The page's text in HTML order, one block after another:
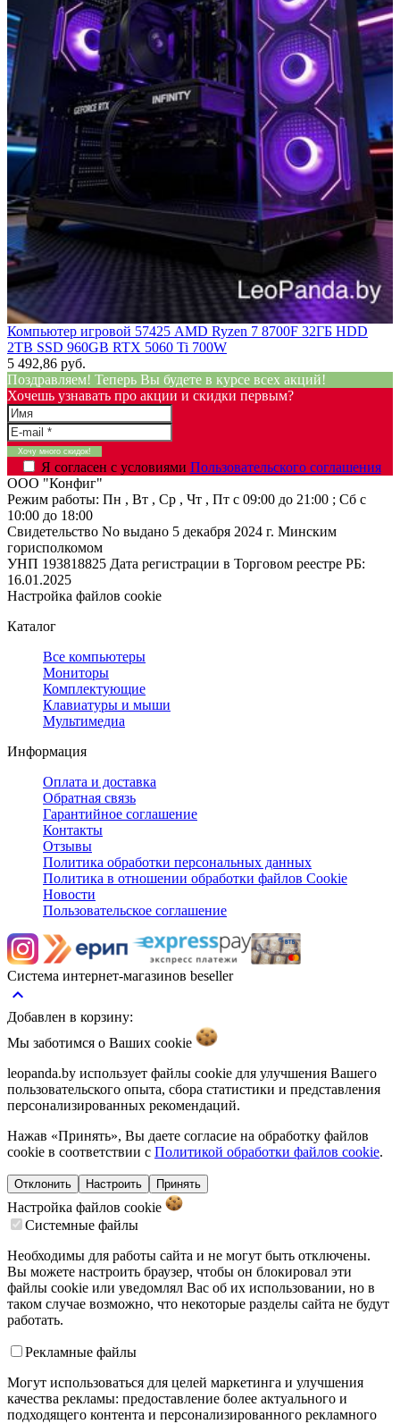
Компьютер игровой 57425 AMD Ryzen 7 8700F 32ГБ HDD
2TB SSD 960GB RTX 5060 Ti 700W
5 492,86 руб.
Поздравляем! Теперь Вы будете в курсе всех акций!
Хочешь узнавать про акции и скидки первым?
Я согласен с условиями Пользовательского соглашения
ООО "Конфиг"
Режим работы: Пн , Вт , Ср , Чт , Пт c 09:00 до 21:00 ; Сб c
10:00 до 18:00
Свидетельство No выдано 5 декабря 2024 г. Минским
горисполкомом
УНП 193818825 Дата регистрации в Торговом реестре РБ:
16.01.2025
Настройка файлов cookie
Каталог
Все компьютеры
Мониторы
Комплектующие
Клавиатуры и мыши
Мультимедиа
Информация
Оплата и доставка
Обратная связь
Гарантийное соглашение
Контакты
Отзывы
Политика обработки персональных данных
Политика в отношении обработки файлов Cookie
Новости
Пользовательское соглашение
Система интернет-магазинов beseller
keyboard_arrow_up
Добавлен в корзину:
Мы заботимся о Ваших cookie
leopanda.by использует файлы cookie для улучшения Вашего
пользовательского опыта, сбора статистики и представления
персонализированных рекомендаций.
Нажав «Принять», Вы даете согласие на обработку файлов
cookie в соответствии с Политикой обработки файлов cookie.
Отклонить Настроить Принять
Настройка файлов cookie
Системные файлы
Необходимы для работы сайта и не могут быть отключены.
Вы можете настроить браузер, чтобы он блокировал эти
файлы cookie или уведомлял Вас об их использовании, но в
таком случае возможно, что некоторые разделы сайта не будут
работать.
Рекламные файлы
Могут использоваться для целей маркетинга и улучшения
качества рекламы: предоставление более актуального и
подходящего контента и персонализированного рекламного